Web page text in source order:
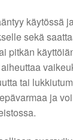
käytössä
sekä
pitkän
tai
ja